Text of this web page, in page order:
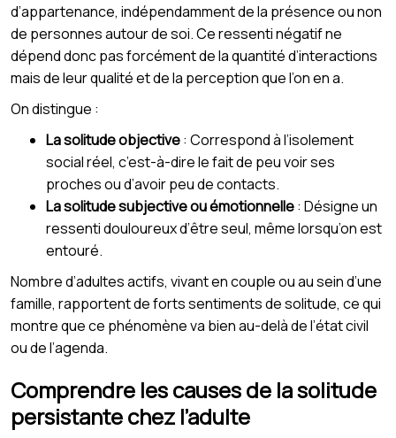
d’appartenance, indépendamment de la présence ou non
de personnes autour de soi. Ce ressenti négatif ne
dépend donc pas forcément de la quantité d’interactions
mais de leur qualité et de la perception que l’on en a.
On distingue :
La solitude objective: Correspond à l’isolement
social réel, c’est-à-dire le fait de peu voir ses
proches ou d’avoir peu de contacts.
La solitude subjective ou émotionnelle: Désigne un
ressenti douloureux d’être seul, même lorsqu’on est
entouré.
Nombre d’adultes actifs, vivant en couple ou au sein d’une
famille, rapportent de forts sentiments de solitude, ce qui
montre que ce phénomène va bien au-delà de l’état civil
ou de l’agenda.
Comprendre les causes de la solitude
persistante chez l’adulte